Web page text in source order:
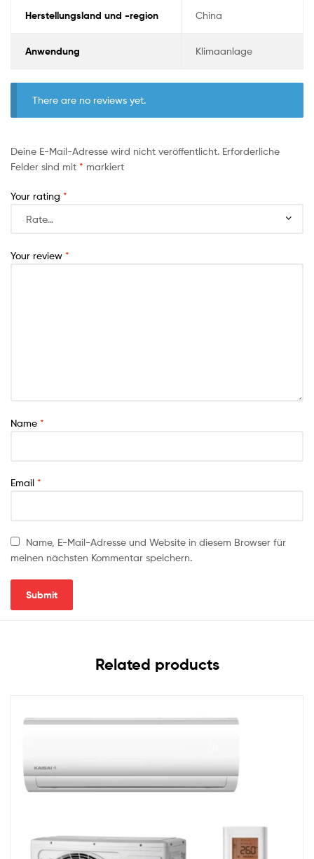
Herstellungsland und -region China
Anwendung Klimaanlage
There are no reviews yet.
Deine E-Mail-Adresse wird nicht veröffentlicht. Erforderliche
Felder sind mit * markiert
Your rating *
Your review *
Name *
Email *
Name, E-Mail-Adresse und Website in diesem Browser für
meinen nächsten Kommentar speichern.
Related products